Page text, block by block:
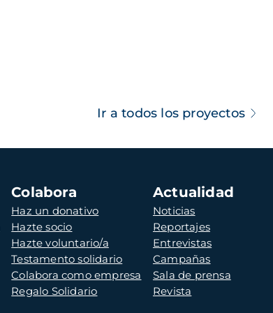
Ir a todos los proyectos
Colabora
Haz un donativo
Hazte socio
Hazte voluntario/a
Testamento solidario
Colabora como empresa
Regalo Solidario
Actualidad
Noticias
Reportajes
Entrevistas
Campañas
Sala de prensa
Revista